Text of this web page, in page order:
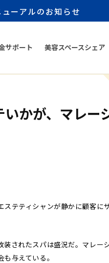
ーアルのお知らせ
サポート 美容スペースシェア
いかが、マレー
テティシャンが静かに顧客に
されたスパは盛況だ。マレー
与えている。